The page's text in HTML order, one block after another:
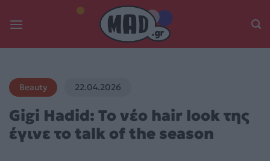
Beauty 22.04.2026
Gigi Hadid: Το νέο hair look της
έγινε το talk of the season